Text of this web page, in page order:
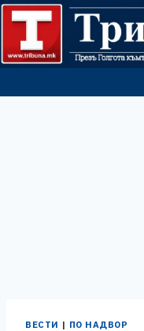
Skip
content
ВЕСТИ | ПО НАДВОР